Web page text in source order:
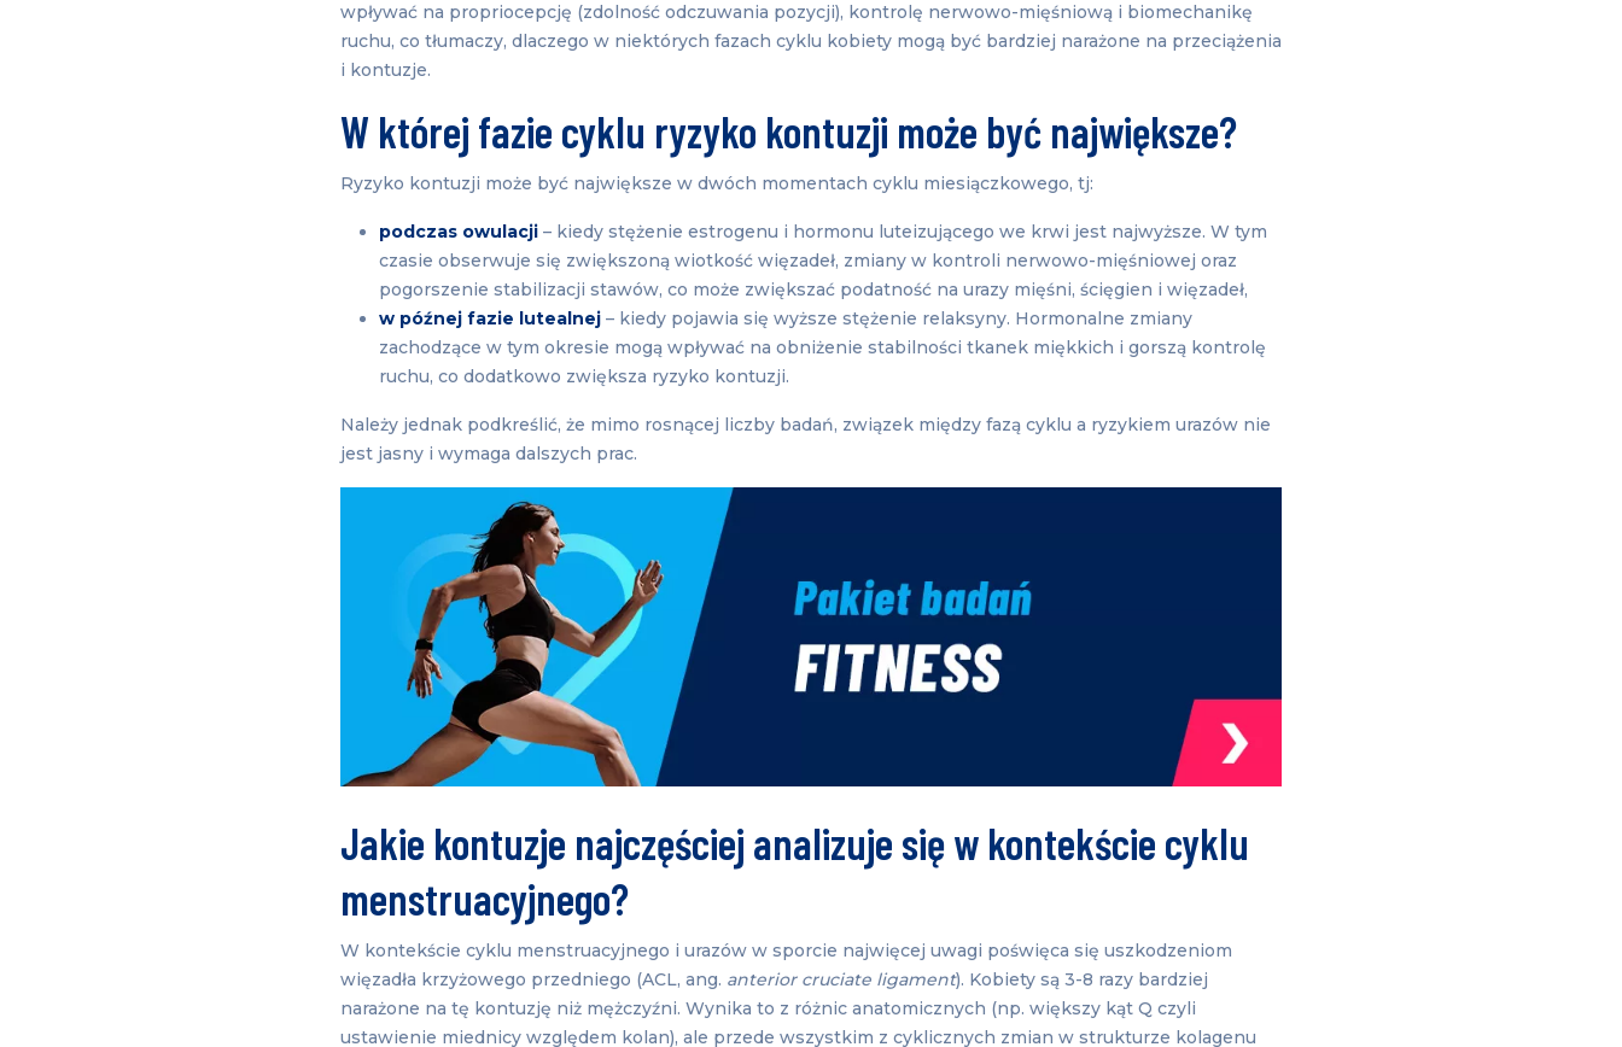
wpływać na propriocepcję (zdolność odczuwania pozycji), kontrolę nerwowo-mięśniową i biomechanikę
ruchu, co tłumaczy, dlaczego w niektórych fazach cyklu kobiety mogą być bardziej narażone na przeciążenia
i kontuzje.
W której fazie cyklu ryzyko kontuzji może być największe?
Ryzyko kontuzji może być największe w dwóch momentach cyklu miesiączkowego, tj:
podczas owulacji – kiedy stężenie estrogenu i hormonu luteizującego we krwi jest najwyższe. W tym
czasie obserwuje się zwiększoną wiotkość więzadeł, zmiany w kontroli nerwowo-mięśniowej oraz
pogorszenie stabilizacji stawów, co może zwiększać podatność na urazy mięśni, ścięgien i więzadeł,
w późnej fazie lutealnej – kiedy pojawia się wyższe stężenie relaksyny. Hormonalne zmiany
zachodzące w tym okresie mogą wpływać na obniżenie stabilności tkanek miękkich i gorszą kontrolę
ruchu, co dodatkowo zwiększa ryzyko kontuzji.
Należy jednak podkreślić, że mimo rosnącej liczby badań, związek między fazą cyklu a ryzykiem urazów nie
jest jasny i wymaga dalszych prac.
Jakie kontuzje najczęściej analizuje się w kontekście cyklu
menstruacyjnego?
W kontekście cyklu menstruacyjnego i urazów w sporcie najwięcej uwagi poświęca się uszkodzeniom
więzadła krzyżowego przedniego (ACL, ang. anterior cruciate ligament). Kobiety są 3-8 razy bardziej
narażone na tę kontuzję niż mężczyźni. Wynika to z różnic anatomicznych (np. większy kąt Q czyli
ustawienie miednicy względem kolan), ale przede wszystkim z cyklicznych zmian w strukturze kolagenu